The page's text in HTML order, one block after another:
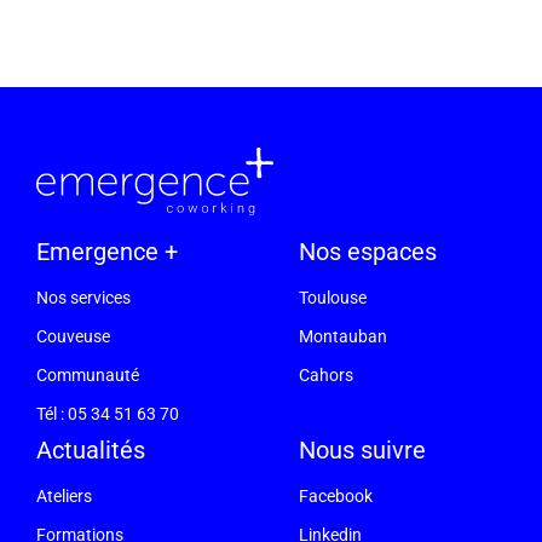
Emergence +
Nos services
Couveuse
Communauté
Tél : 05 34 51 63 70
Nos espaces
Toulouse
Montauban
Cahors
Actualités
Ateliers
Formations
Nous suivre
Facebook
Linkedin